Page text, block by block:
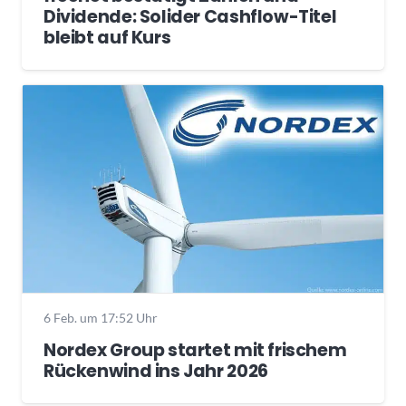
Dividende: Solider Cashflow-Titel
bleibt auf Kurs
6 Feb. um 17:52 Uhr
Nordex Group startet mit frischem
Rückenwind ins Jahr 2026